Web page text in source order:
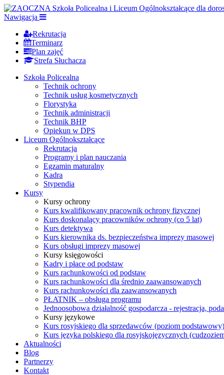
Nawigacja
Rekrutacja
Terminarz
Plan zajęć
Strefa Słuchacza
Szkoła Policealna
Technik ochrony
Technik usług kosmetycznych
Florystyka
Technik administracji
Technik BHP
Opiekun w DPS
Liceum Ogólnokształcące
Rekrutacja
Programy i plan nauczania
Egzamin maturalny
Kadra
Stypendia
Kursy
Kursy ochrony
Kurs kwalifikowany pracownik ochrony fizycznej
Kurs doskonalący pracowników ochrony (co 5 lat)
Kurs detektywa
Kurs kierownika ds. bezpieczeństwa imprezy masowej
Kurs obsługi imprezy masowej
Kursy księgowości
Kadry i płace od podstaw
Kurs rachunkowości od podstaw
Kurs rachunkowości dla średnio zaawansowanych
Kurs rachunkowości dla zaawansowanych
PŁATNIK – obsługa programu
Jednoosobowa działalność gospodarcza - rejestracja,
Kursy językowe
Kurs rosyjskiego dla sprzedawców (poziom podstawowy)
Kurs języka polskiego dla rosyjskojęzycznych
Aktualności
Blog
Partnerzy
Kontakt